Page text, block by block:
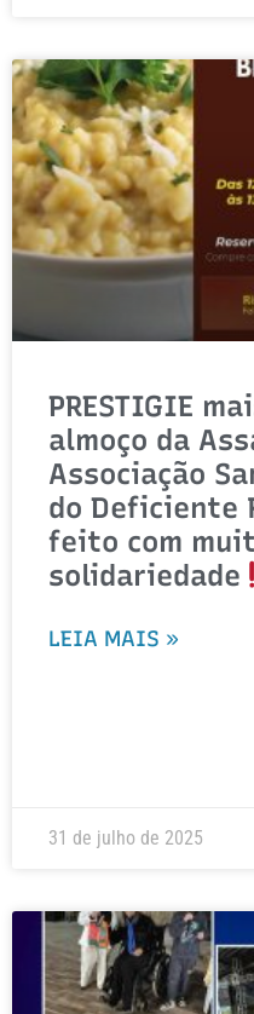
PRESTIGIE
almoço da
Associação
do Deficiente
feito com
solidariedade
LEIA MAIS »
31 de julho de 2025